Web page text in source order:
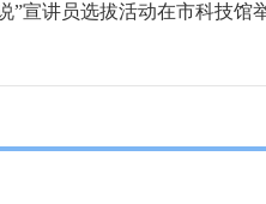
”宣讲员选拔活动在市科技馆